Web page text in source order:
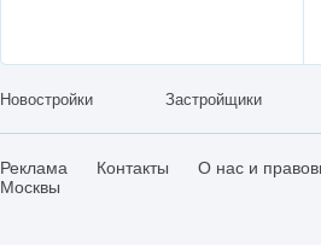
Новостройки Застройщики
Реклама Контакты О нас и
Москвы